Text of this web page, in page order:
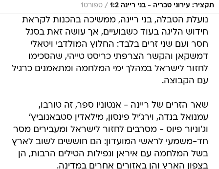
תקציר: עירוני טבריה - בני ריינה 1:2 / ספורט1
נועלת הטבלה, בני ריינה, ממשיכה בהכנות לקראת
חידוש הליגה בעוד כשבועיים, אך עושה זאת בסגל
חסר ועם שני זרים בלבד: החלוץ המולדבי ויטאלי
דמשקאן והקשר הצרפתי כריסט טייהי, שהסכימו
לחזור לישראל במהלך ימי המלחמה ומתאמנים כרגיל
עם הקבוצה.
שאר הזרים של ריינה - אנטוניו ספר, זה טורבו,
עמנואל בנדה, וירג'יל פינסון, מילאדין סטבאנוביץ'
וג'וניור פיוס - מסרבים לחזור לישראל ומעבירים מסר
חד-משמעי לראשי המועדון: הם חוששים לשוב לארץ
בשל המלחמה עם איראן ונפילות הטילים הרבות, הן
בצפון הארץ והן באזורים אחרים במדינה.